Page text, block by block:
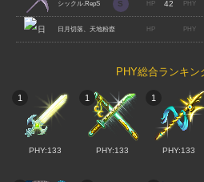
シックル.RepS 42
日月切落、天地粉韲
PHY総合ランキン
1
PHY:133
1
PHY:133
1
PHY:133